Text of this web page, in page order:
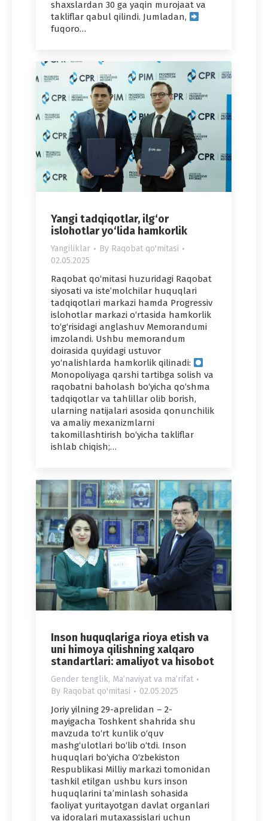
shaxslardan 30 ga yaqin murojaat va
takliflar qabul qilindi. Jumladan,
fuqoro…
Yangi tadqiqotlar, ilg‘or
islohotlar yo‘lida hamkorlik
Yangiliklar By Raqobat qo'mitasi
02.05.2025
Raqobat qo‘mitasi huzuridagi Raqobat
siyosati va iste’molchilar huquqlari
tadqiqotlari markazi hamda Progressiv
islohotlar markazi o‘rtasida hamkorlik
to‘g‘risidagi anglashuv Memorandumi
imzolandi. Ushbu memorandum
doirasida quyidagi ustuvor
yo‘nalishlarda hamkorlik qilinadi:
Monopoliyaga qarshi tartibga solish va
raqobatni baholash bo‘yicha qo‘shma
tadqiqotlar va tahlillar olib borish,
ularning natijalari asosida qonunchilik
va amaliy mexanizmlarni
takomillashtirish bo‘yicha takliflar
ishlab chiqish;…
Inson huquqlariga rioya etish va
uni himoya qilishning xalqaro
standartlari: amaliyot va hisobot
Gender tenglik, Maʼnaviyat va maʼrifat
By Raqobat qo'mitasi 02.05.2025
Joriy yilning 29-aprelidan – 2-
mayigacha Toshkent shahrida shu
mavzuda to‘rt kunlik o‘quv
mashg‘ulotlari bo‘lib o‘tdi. Inson
huquqlari bo‘yicha O‘zbekiston
Respublikasi Milliy markazi tomonidan
tashkil etilgan ushbu kurs inson
huquqlarini ta’minlash sohasida
faoliyat yuritayotgan davlat organlari
va idoralari mutaxassislari uchun